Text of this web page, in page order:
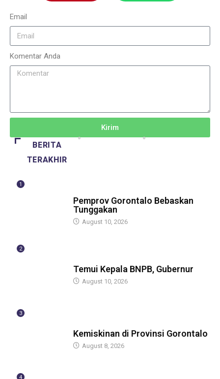
Email
Komentar Anda
Kirim
BERITA
TERAKHIR
1
Pemprov Gorontalo Bebaskan
Tunggakan
August 10, 2026
2
Temui Kepala BNPB, Gubernur
August 10, 2026
3
Kemiskinan di Provinsi Gorontalo
August 8, 2026
4